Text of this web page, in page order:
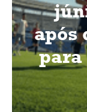
após
para